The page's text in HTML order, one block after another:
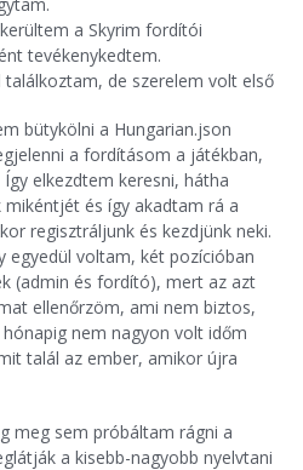
a Skyrim fordítói
tevékenykedtem.
találkoztam, de szerelem volt első
bütykölni a Hungarian.json
a fordításom a játékban,
elkezdtem keresni, hátha
és így akadtam rá a
regisztráljunk és kezdjünk neki.
egyedül voltam, két pozícióban
(admin és fordító), mert az azt
ellenőrzöm, ami nem biztos,
nem nagyon volt időm
talál az ember, amikor újra
meg sem próbáltam rágni a
a kisebb-nagyobb nyelvtani